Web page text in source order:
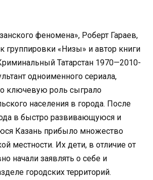
феномена», Роберт Гараев,
группировки «Низы» и автор книги
Татарстан 1970—2010-
одноименного сериала,
ключевую роль сыграло
населения в города. После
в быстро развивающуюся и
Казань прибыло множество
местности. Их дети, в отличие от
начали заявлять о себе и
городских территорий.